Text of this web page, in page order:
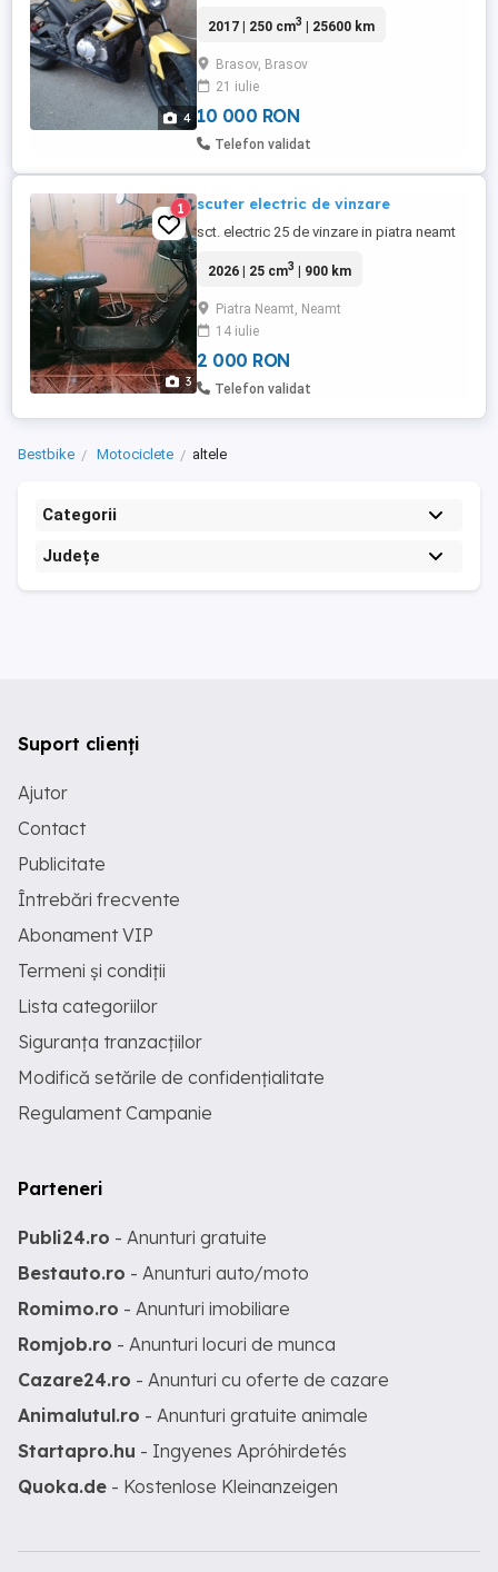
4
maxima 110 km ora Consum 2,5 l 100km
asfalt)
2017 | 250 cm3 | 25600 km
Brasov, Brasov
21 iulie
10 000 RON
Telefon validat
3
1 scuter electric de vinzare
sct. electric 25 de vinzare in piatra neamt
2026 | 25 cm3 | 900 km
Piatra Neamt, Neamt
14 iulie
2 000 RON
Telefon validat
Bestbike Motociclete altele
Categorii
Județe
Suport clienți
Ajutor
Contact
Publicitate
Întrebări frecvente
Abonament VIP
Termeni și condiții
Lista categoriilor
Siguranța tranzacțiilor
Modifică setările de confidențialitate
Regulament Campanie
Parteneri
Publi24.ro - Anunturi gratuite
Bestauto.ro - Anunturi auto/moto
Romimo.ro - Anunturi imobiliare
Romjob.ro - Anunturi locuri de munca
Cazare24.ro - Anunturi cu oferte de cazare
Animalutul.ro - Anunturi gratuite animale
Startapro.hu - Ingyenes Apróhirdetés
Quoka.de - Kostenlose Kleinanzeigen